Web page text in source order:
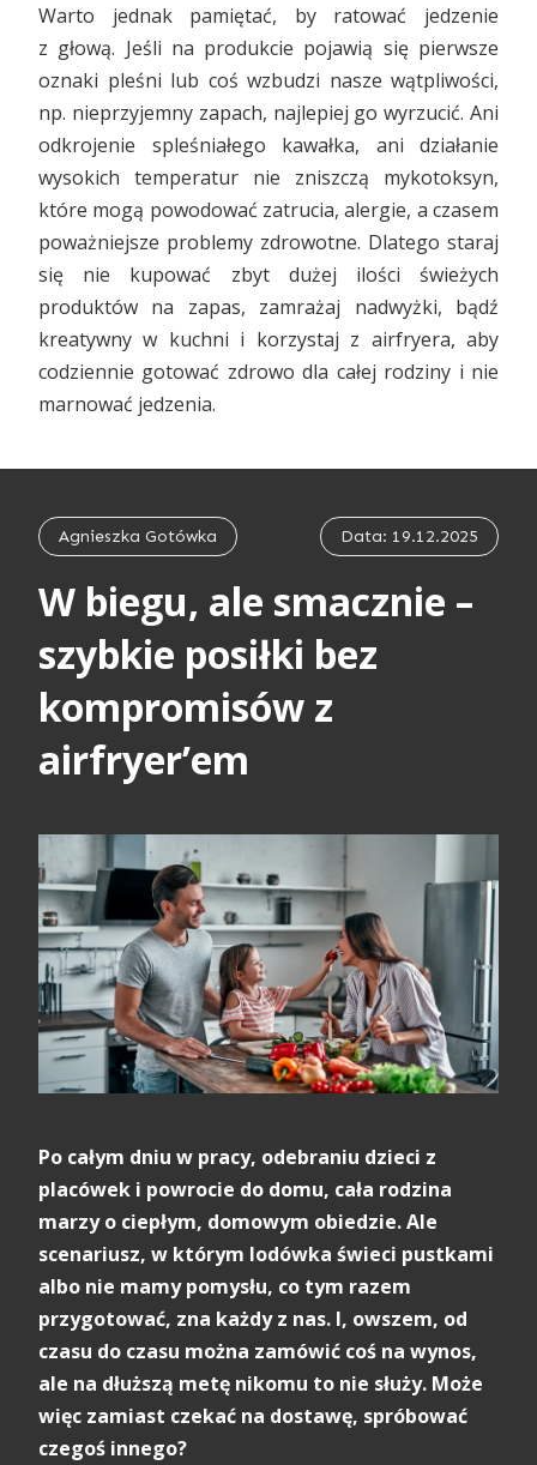
Warto jednak pamiętać, by ratować jedzenie
z głową. Jeśli na produkcie pojawią się pierwsze
oznaki pleśni lub coś wzbudzi nasze wątpliwości,
np. nieprzyjemny zapach, najlepiej go wyrzucić. Ani
odkrojenie spleśniałego kawałka, ani działanie
wysokich temperatur nie zniszczą mykotoksyn,
które mogą powodować zatrucia, alergie, a czasem
poważniejsze problemy zdrowotne. Dlatego staraj
się nie kupować zbyt dużej ilości świeżych
produktów na zapas, zamrażaj nadwyżki, bądź
kreatywny w kuchni i korzystaj z airfryera, aby
codziennie gotować zdrowo dla całej rodziny i nie
marnować jedzenia.
Agnieszka Gotówka Data: 19.12.2025
W biegu, ale smacznie –
szybkie posiłki bez
kompromisów z
airfryer’em
Po całym dniu w pracy, odebraniu dzieci z
placówek i powrocie do domu, cała rodzina
marzy o ciepłym, domowym obiedzie. Ale
scenariusz, w którym lodówka świeci pustkami
albo nie mamy pomysłu, co tym razem
przygotować, zna każdy z nas. I, owszem, od
czasu do czasu można zamówić coś na wynos,
ale na dłuższą metę nikomu to nie służy. Może
więc zamiast czekać na dostawę, spróbować
czegoś innego?